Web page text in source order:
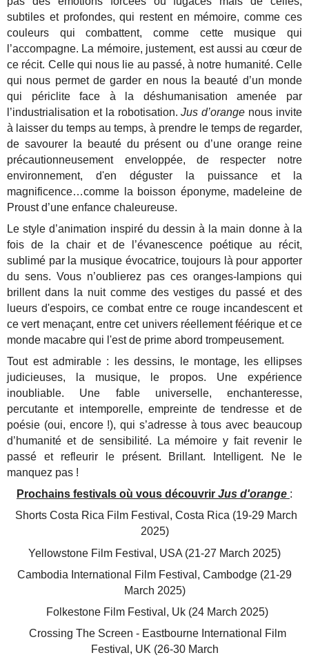
subtiles et profondes, qui restent en mémoire, comme ces
couleurs qui combattent, comme cette musique qui
l’accompagne. La mémoire, justement, est aussi au cœur de
ce récit. Celle qui nous lie au passé, à notre humanité. Celle
qui nous permet de garder en nous la beauté d’un monde
qui périclite face à la déshumanisation amenée par
l’industrialisation et la robotisation.Jus d’orange nous invite
à laisser du temps au temps, à prendre le temps de regarder,
de savourer la beauté du présent ou d’une orange reine
précautionneusement enveloppée, de respecter notre
environnement, d'en déguster la puissance et la
magnificence…comme la boisson éponyme, madeleine de
Proust d’une enfance chaleureuse.
Le style d’animation inspiré du dessin à la main donne à la
fois de la chair et de l’évanescence poétique au récit,
sublimé par la musique évocatrice, toujours là pour apporter
du sens. Vous n’oublierez pas ces oranges-lampions qui
brillent dans la nuit comme des vestiges du passé et des
lueurs d'espoirs, ce combat entre ce rouge incandescent et
ce vert menaçant, entre cet univers réellement féérique et ce
monde macabre qui l'est de prime abord trompeusement.
Tout est admirable : les dessins, le montage, les ellipses
judicieuses, la musique, le propos. Une expérience
inoubliable. Une fable universelle, enchanteresse,
percutante et intemporelle, empreinte de tendresse et de
poésie (oui, encore !), qui s’adresse à tous avec beaucoup
d’humanité et de sensibilité. La mémoire y fait revenir le
passé et refleurir le présent. Brillant. Intelligent. Ne le
manquez pas !
Prochains festivals où vous découvrir Jus d'orange :
Shorts Costa Rica Film Festival, Costa Rica (19-29 March
2025)
Yellowstone Film Festival, USA (21-27 March 2025)
Cambodia International Film Festival, Cambodge (21-29
March 2025)
Folkestone Film Festival, Uk (24 March 2025)
Crossing The Screen - Eastbourne International Film
Festival, UK (26-30 March